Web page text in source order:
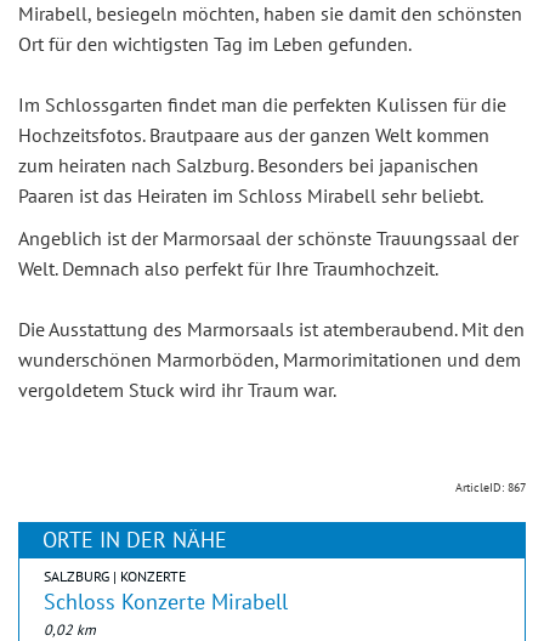
Mirabell, besiegeln möchten, haben sie damit den schönsten
Ort für den wichtigsten Tag im Leben gefunden.
Im Schlossgarten findet man die perfekten Kulissen für die
Hochzeitsfotos. Brautpaare aus der ganzen Welt kommen
zum heiraten nach Salzburg. Besonders bei japanischen
Paaren ist das Heiraten im Schloss Mirabell sehr beliebt.
Angeblich ist der Marmorsaal der schönste Trauungssaal der
Welt. Demnach also perfekt für Ihre Traumhochzeit.
Die Ausstattung des Marmorsaals ist atemberaubend. Mit den
wunderschönen Marmorböden, Marmorimitationen und dem
vergoldetem Stuck wird ihr Traum war.
ArticleID: 867
ORTE IN DER NÄHE
SALZBURG | KONZERTE
Schloss Konzerte Mirabell
0,02 km